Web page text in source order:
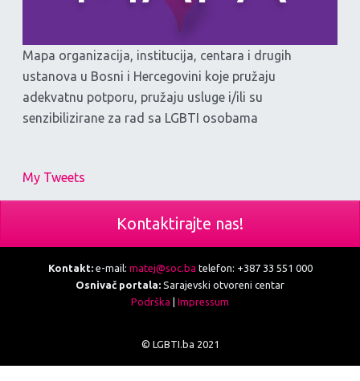
Mapa organizacija, institucija, centara i drugih
ustanova u Bosni i Hercegovini koje pružaju
adekvatnu potporu, pružaju usluge i/ili su
senzibilizirane za rad sa LGBTI osobama
My Tweets
Kontaktirajte nas!
Kontakt:e-mail: matej@soc.ba telefon: +387 33 551 000
Osnivač portala: Sarajevski otvoreni centar
Podrška
Impressum
© LGBTI.ba 2021